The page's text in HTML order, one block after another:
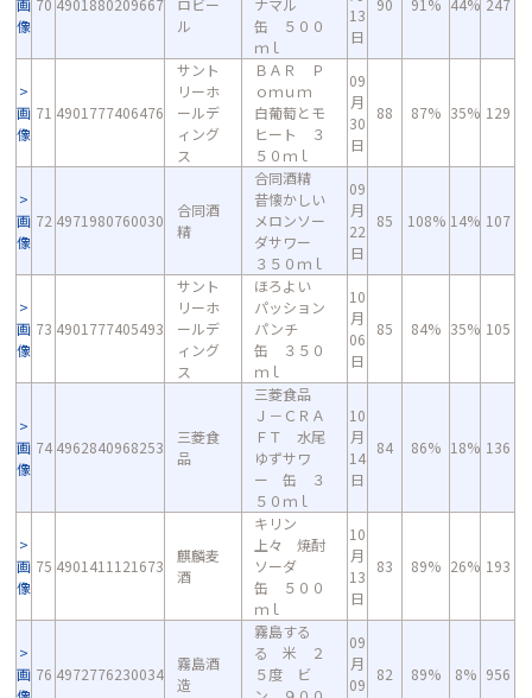
画
像
70 4901880209667
ロビー
ル
ナマル
缶 ５００
ｍｌ
13
日
90 91% 44% 247
画
像
71 4901777406476
サント
リーホ
ールデ
ィング
ス
ＢＡＲ Ｐ
ｏｍｕｍ
白葡萄とモ
ヒート ３
５０ｍｌ
09
月
30
日
88 87% 35% 129
画
像
72 4971980760030
合同酒
精
合同酒精
昔懐かしい
メロンソー
ダサワー
３５０ｍｌ
09
月
22
日
85 108% 14% 107
画
像
73 4901777405493
サント
リーホ
ールデ
ィング
ス
ほろよい
パッション
パンチ
缶 ３５０
ｍｌ
10
月
06
日
85 84% 35% 105
画
像
74 4962840968253
三菱食
品
三菱食品
Ｊ－ＣＲＡ
ＦＴ 水尾
ゆずサワ
ー 缶 ３
５０ｍｌ
10
月
14
日
84 86% 18% 136
画
像
75 4901411121673
麒麟麦
酒
キリン
上々 焼酎
ソーダ
缶 ５００
ｍｌ
10
月
13
日
83 89% 26% 193
画 76 4972776230034
霧島酒
造
霧島する
る 米 ２
５度 ビ
09
月
09
82 89% 8% 956